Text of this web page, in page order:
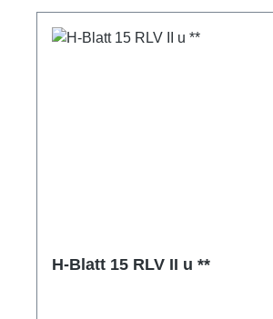
H-Blatt 15 RLV II u **